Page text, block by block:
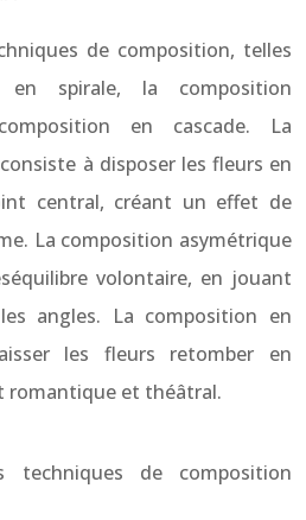
de composition, telles
spirale, la composition
en cascade. La
à disposer les fleurs en
central, créant un effet de
La composition asymétrique
volontaire, en jouant
angles. La composition en
les fleurs retomber en
romantique et théâtral.